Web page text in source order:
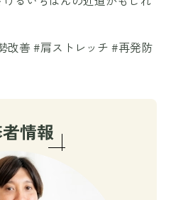
改善 #肩ストレッチ #再発防